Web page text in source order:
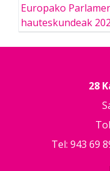
Europako
hauteskundeak
28
Tel: 943 69